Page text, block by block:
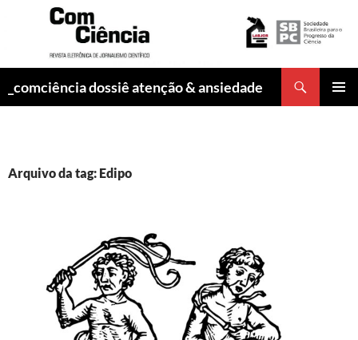
_comciência dossiê atenção & ansiedade
Arquivo da tag: Edipo